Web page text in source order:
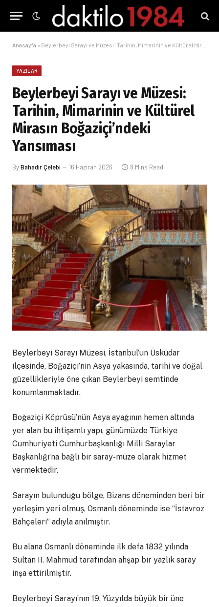
Anasayfa » Beylerbeyi Sarayı ve Müzesi: Tarihin, Mimarinin ve Kültürel Mirasın Boğaziçi’ndeki Yansıması
YAZILAR
Beylerbeyi Sarayı ve Müzesi:
Tarihin, Mimarinin ve Kültürel
Mirasın Boğaziçi’ndeki
Yansıması
ByBahadır Çelebi 16 Haziran 2026 8 Mins Read
Beylerbeyi Sarayı Müzesi, İstanbul’un Üsküdar
ilçesinde, Boğaziçi’nin Asya yakasında, tarihi ve doğal
güzellikleriyle öne çıkan Beylerbeyi semtinde
konumlanmaktadır.
Boğaziçi Köprüsü’nün Asya ayağının hemen altında
yer alan bu ihtişamlı yapı, günümüzde Türkiye
Cumhuriyeti Cumhurbaşkanlığı Milli Saraylar
Başkanlığı’na bağlı bir saray-müze olarak hizmet
vermektedir.
Sarayın bulunduğu bölge, Bizans döneminden beri bir
yerleşim yeri olmuş, Osmanlı döneminde ise “İstavroz
Bahçeleri” adıyla anılmıştır.
Bu alana Osmanlı döneminde ilk defa 1832 yılında
Sultan II. Mahmud tarafından ahşap bir yazlık saray
inşa ettirilmiştir.
Beylerbeyi Sarayı’nın 19. Yüzyılda büyük bir üne